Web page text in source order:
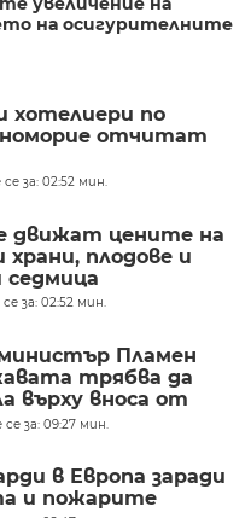
на осигурителните
хотелиери по
отчитат
за: 02:52 мин.
движат цените на
храни, плодове и
седмица
за: 02:52 мин.
Пламен
трябва да
върху вноса от
за: 09:27 мин.
в Европа заради
и пожарите